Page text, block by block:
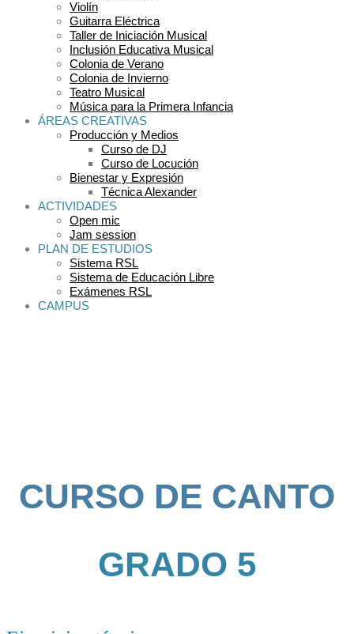
Violín
Guitarra Eléctrica
Taller de Iniciación Musical
Inclusión Educativa Musical
Colonia de Verano
Colonia de Invierno
Teatro Musical
Música para la Primera Infancia
ÁREAS CREATIVAS
Producción y Medios
Curso de DJ
Curso de Locución
Bienestar y Expresión
Técnica Alexander
ACTIVIDADES
Open mic
Jam session
PLAN DE ESTUDIOS
Sistema RSL
Sistema de Educación Libre
Exámenes RSL
CAMPUS
CURSO DE CANTO
GRADO 5